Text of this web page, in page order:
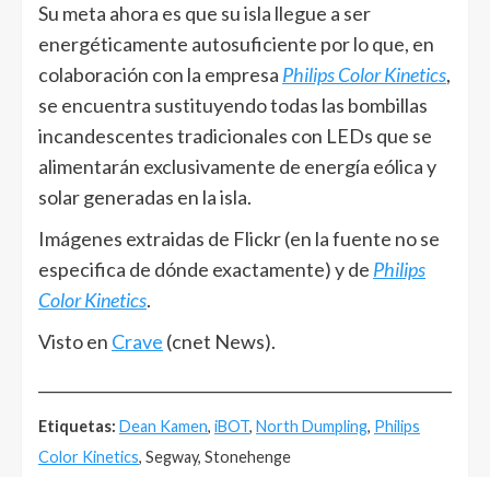
Su meta ahora es que su isla llegue a ser
energéticamente autosuficiente por lo que, en
colaboración con la empresa Philips Color Kinetics,
se encuentra sustituyendo todas las bombillas
incandescentes tradicionales con LEDs que se
alimentarán exclusivamente de energía eólica y
solar generadas en la isla.
Imágenes extraidas de Flickr (en la fuente no se
especifica de dónde exactamente) y de Philips
Color Kinetics.
Visto en Crave (cnet News).
Etiquetas: Dean Kamen, iBOT, North Dumpling, Philips
Color Kinetics, Segway, Stonehenge